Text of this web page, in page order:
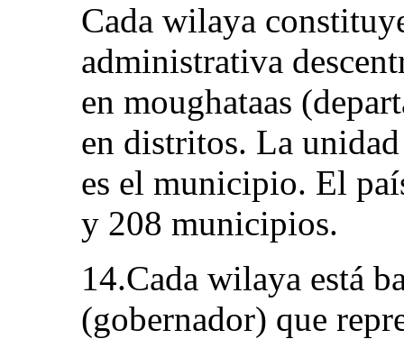
Cada wilaya
administrativa
en moughataas
en distritos. La
es el municipio. El
y 208 municipios.
14.Cada wilaya está
(gobernador) que